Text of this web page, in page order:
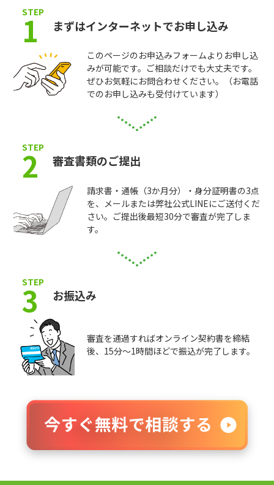
STEP
1 まずはインターネットでお申し込み
このページのお申込みフォームよりお申し込
みが可能です。ご相談だけでも大丈夫です。
ぜひお気軽にお問合わせください。（お電話
でのお申し込みも受付けています）
STEP
2 審査書類のご提出
請求書・通帳（3か月分）・身分証明書の3点
を、メールまたは弊社公式LINEにご送付くだ
さい。ご提出後最短30分で審査が完了しま
す。
STEP
3 お振込み
審査を通過すればオンライン契約書を締結
後、15分～1時間ほどで振込が完了します。